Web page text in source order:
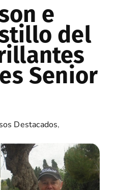
e
del
Senior
Destacados,